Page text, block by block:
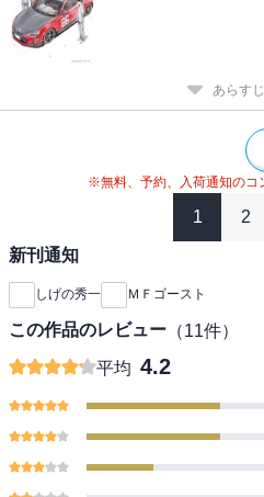
あらす
※無料、予約、入荷通知のコ
1 2
新刊通知
しげの秀一 ＭＦゴースト
この作品のレビュー （11件）
平均 4.2